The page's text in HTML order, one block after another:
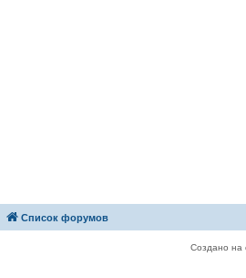
Список форумов
Создано на